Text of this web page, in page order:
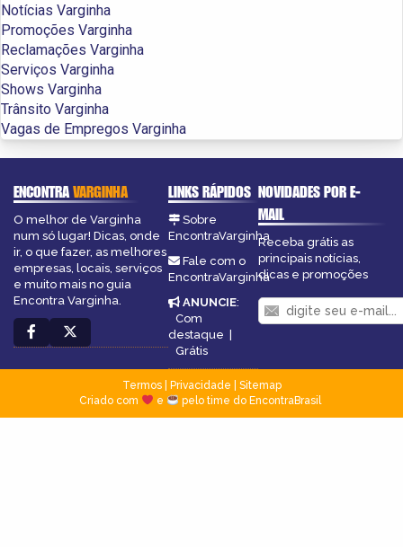
Notícias Varginha
Promoções Varginha
Reclamações Varginha
Serviços Varginha
Shows Varginha
Trânsito Varginha
Vagas de Empregos Varginha
ENCONTRAVARGINHA
O melhor de Varginha
num só lugar! Dicas, onde
ir, o que fazer, as melhores
empresas, locais, serviços
e muito mais no guia
Encontra Varginha.
LINKS RÁPIDOS
Sobre
EncontraVarginha
Fale com o
EncontraVarginha
ANUNCIE:
Com
destaque |
Grátis
NOVIDADES POR E-
MAIL
Receba grátis as
principais notícias,
dicas e promoções
Termos| Privacidade
Sitemap
Criado com
e pelo time do EncontraBrasil